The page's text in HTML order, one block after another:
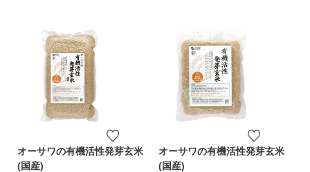
オーサワの有機活性発芽玄米
(国産)
オーサワの有機活性発芽玄米
(国産)